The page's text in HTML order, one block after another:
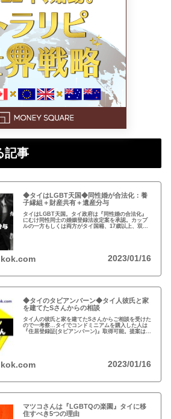
記事
◆タイはLGBT天国◆同性婚が合法化：養
子縁組＋財産共有＋遺産分与
タイはLGBT天国。タイ政府は『同性婚の合法化』
にむけ同性同士の婚姻登録法改定案を承認。カップ
ルの一方もしくは両方がタイ国籍、17歳以上、双方
2023/01/16
◆タイのタビアンバーン◆タイ人彼氏と家
を建てたSさんからの相談
タイ人の彼氏と家を建てたSさんからご相談を受けた
ので一考察…タイでコンドミニアムを購入した人は
『住居登録証(タビアンバーン)』取得可能。提案は、
2023/01/16
マツコさんは『LGBTQの楽園』タイに移
住すべき5つの理由